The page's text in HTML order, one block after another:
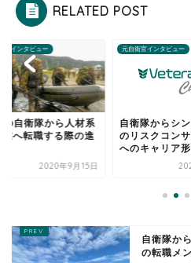
RELATED POST
官インタビュー
の自衛隊から人材系
業へ転職する際の進
2020年9月15日
元自衛官インタビュー
自衛隊からシ
のリスクコン
へのキャリア
自衛隊か
の転職メ